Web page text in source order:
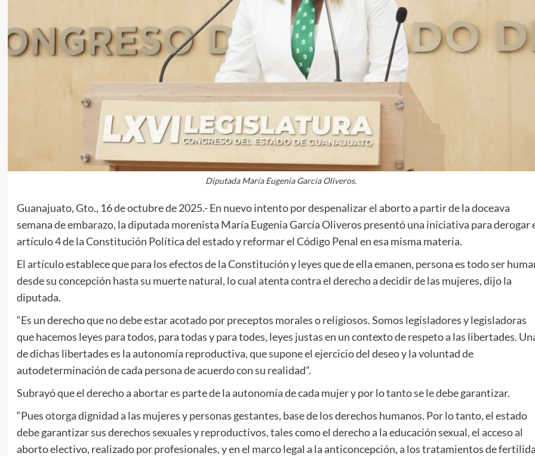
Diputada María Eugenia García Oliveros.
Guanajuato, Gto., 16 de octubre de 2025.- En nuevo intento por despenalizar el aborto a partir de la doceava
semana de embarazo, la diputada morenista María Eugenia García Oliveros presentó una iniciativa para derogar
artículo 4 de la Constitución Política del estado y reformar el Código Penal en esa misma materia.
El artículo establece que para los efectos de la Constitución y leyes que de ella emanen, persona es todo ser
desde su concepción hasta su muerte natural, lo cual atenta contra el derecho a decidir de las mujeres, dijo la
diputada.
“Es un derecho que no debe estar acotado por preceptos morales o religiosos. Somos legisladores y legisladoras
que hacemos leyes para todos, para todas y para todes, leyes justas en un contexto de respeto a las libertades.
de dichas libertades es la autonomía reproductiva, que supone el ejercicio del deseo y la voluntad de
autodeterminación de cada persona de acuerdo con su realidad”.
Subrayó que el derecho a abortar es parte de la autonomía de cada mujer y por lo tanto se le debe garantizar.
“Pues otorga dignidad a las mujeres y personas gestantes, base de los derechos humanos. Por lo tanto, el estado
debe garantizar sus derechos sexuales y reproductivos, tales como el derecho a la educación sexual, el acceso al
aborto electivo, realizado por profesionales, y en el marco legal a la anticoncepción, a los tratamientos de